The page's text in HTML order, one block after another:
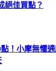
絕佳買點？
！小摩無懼